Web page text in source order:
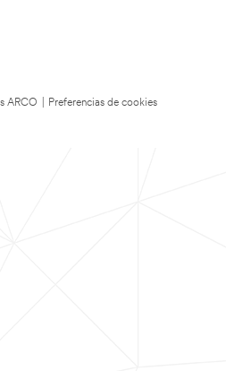
ARCO
Preferencias de cookies